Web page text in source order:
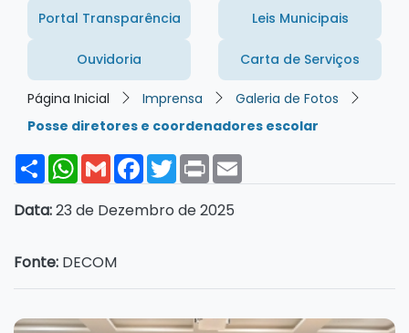
Portal Transparência Leis Municipais
Ouvidoria Carta de Serviços
Página Inicial Imprensa
Galeria de Fotos
Posse diretores e coordenadores escolar
ShareWhatsApp
GmailFacebook
Twitter
Print
Data:23 de Dezembro de 2025
Fonte: DECOM